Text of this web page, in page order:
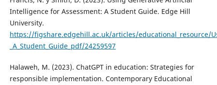
Intelligence for Assessment: A Student Guide. Edge Hill
University.
https://figshare.edgehill.ac.uk/articles/educational_resource/
_A_Student_Guide_pdf/24259597
Halaweh, M. (2023). ChatGPT in education: Strategies for
responsible implementation. Contemporary Educational